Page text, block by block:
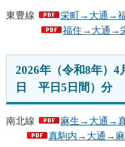
東豊線
栄町→大通→福
福住→大通→栄
2026年（令和8年）4
日 平日5日間）分
南北線
麻生→大通→真
真駒内→大通→麻